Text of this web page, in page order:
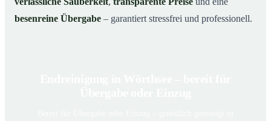
besenreine Übergabe – garantiert stressfrei und professionell.